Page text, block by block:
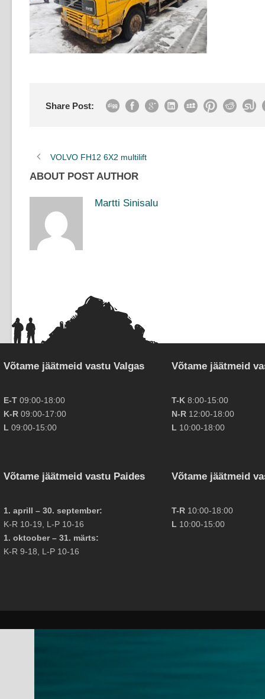
Share Post:
VOLVO FH12 6X2 multilift
ABOUT POST AUTHOR
Martti Sinisalu
Võtame jäätmeid vastu Valgas
E-T09:00-18:00
K-R09:00-17:00
L 09:00-15:00
Võtame jäätmeid vastu Paides
1. aprill – 30. september:
K-R 10-19, L-P 10-16
1. oktoober – 31. märts:
K-R 9-18, L-P 10-16
Võtame jäätmeid
T-K 8:00-15:00
N-R 12:00-18:00
L 10:00-18:00
Võtame jäätmeid
T-R 10:00-18:00
L 10:00-15:00